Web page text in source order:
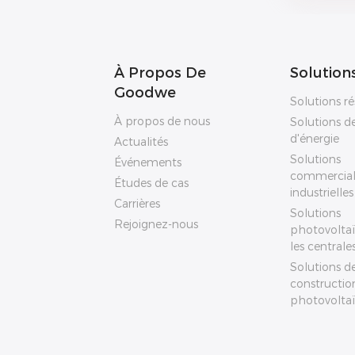
À Propos De
Goodwe
À propos de nous
Actualités
Événements
Études de cas
Carrières
Rejoignez-nous
Solutions
Solutions
d'énergie
Solutions
industrielles
Solutions
les
Solutions